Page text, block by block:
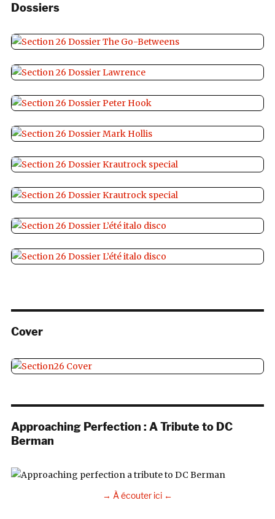
Dossiers
Cover
Approaching Perfection : A Tribute to DC
Berman
→ À écouter ici ←